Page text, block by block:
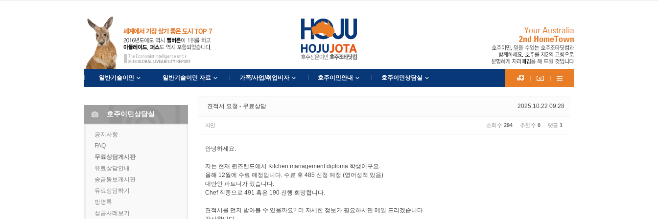
일반기술이민 일반기술이민 자료 가족/사업/취업비자 호주이민안내 호주이민상담실
호주이민상담실
공지사항
FAQ
무료상담게시판
유료상담안내
송금통보게시판
유료상담하기
방명록
성공사례보기
2025.10.22 09:28
견적서 요청 - 무료상담
지안 조회 수 294 추천 수 0 댓글 1
안녕하세요.
저는 현재 퀸즈랜드에서 Kitchen management diploma 학생이구요.
올해 12월에 수료 예정입니다. 수료 후 485 신청 예정 (영어성적 있음)
대만인 파트너가 있습니다.
Chef 직종으로 491 혹은 190 진행 희망합니다.
견적서를 먼저 받아볼 수 있을까요? 더 자세한 정보가 필요하시면 메일 드리겠습니다.